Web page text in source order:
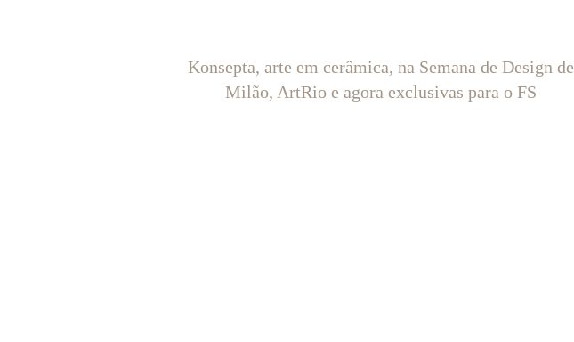
Konsepta, arte em cerâmica, na Semana de Design de
Milão, ArtRio e agora exclusivas para o FS